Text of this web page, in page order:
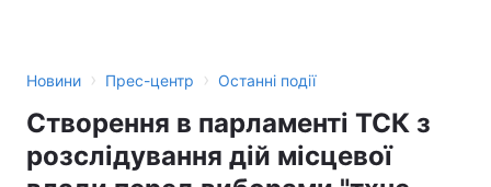
Новини › Прес-центр › Останні події
Створення в парламенті ТСК з
розслідування дій місцевої